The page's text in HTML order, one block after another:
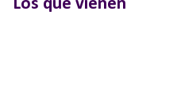
Los que vienen